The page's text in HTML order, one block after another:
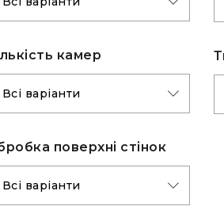
камер
поверхні стінок